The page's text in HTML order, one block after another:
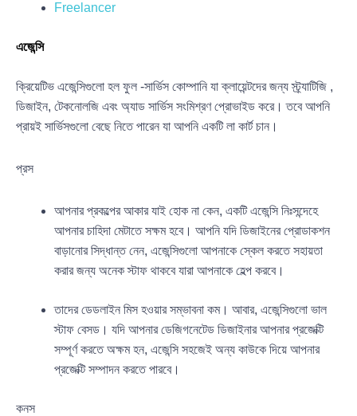
Freelancer
এজেন্সি
ক্রিয়েটিভ এজেন্সিগুলো হল ফুল -সার্ভিস কোম্পানি যা ক্লায়েন্টদের জন্য স্ট্র্যাটিজি ,
ডিজাইন, টেকনোলজি এবং অ্যাড সার্ভিস সংমিশ্রণ প্রোভাইড করে। তবে আপনি
প্রায়ই সার্ভিসগুলো বেছে নিতে পারেন যা আপনি একটি লা কার্ট চান।
প্রস
আপনার প্রকল্পের আকার যাই হোক না কেন, একটি এজেন্সি নিঃসন্দেহে
আপনার চাহিদা মেটাতে সক্ষম হবে। আপনি যদি ডিজাইনের প্রোডাকশন
বাড়ানোর সিদ্ধান্ত নেন, এজেন্সিগুলো আপনাকে স্কেল করতে সহায়তা
করার জন্য অনেক স্টাফ থাকবে যারা আপনাকে হেল্প করবে।
তাদের ডেডলাইন মিস হওয়ার সম্ভাবনা কম। আবার, এজেন্সিগুলো ভাল
স্টাফ বেসড। যদি আপনার ডেজিগনেটেড ডিজাইনার আপনার প্রজেক্টি
সম্পূর্ণ করতে অক্ষম হন, এজেন্সি সহজেই অন্য কাউকে দিয়ে আপনার
প্রজেক্টি সম্পাদন করতে পারবে।
কনস